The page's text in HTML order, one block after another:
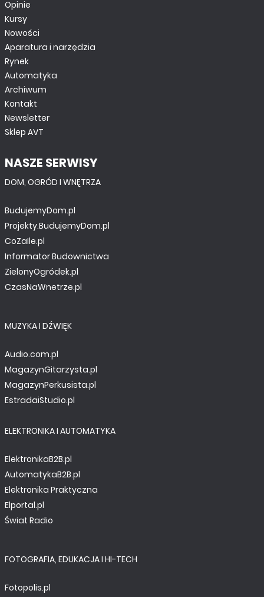
Opinie
Kursy
Nowości
Aparatura i narzędzia
Rynek
Automatyka
Archiwum
Kontakt
Newsletter
Sklep AVT
NASZE SERWISY
DOM, OGRÓD I WNĘTRZA
BudujemyDom.pl
Projekty.BudujemyDom.pl
CoZaIle.pl
Informator Budownictwa
ZielonyOgródek.pl
CzasNaWnetrze.pl
MUZYKA I DŹWIĘK
Audio.com.pl
MagazynGitarzysta.pl
MagazynPerkusista.pl
EstradaiStudio.pl
ELEKTRONIKA I AUTOMATYKA
ElektronikaB2B.pl
AutomatykaB2B.pl
Elektronika Praktyczna
Elportal.pl
Świat Radio
FOTOGRAFIA, EDUKACJA I HI-TECH
Fotopolis.pl